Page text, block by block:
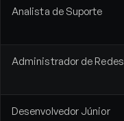
Analista de Suporte
Administrador de Redes
Desenvolvedor Júnior